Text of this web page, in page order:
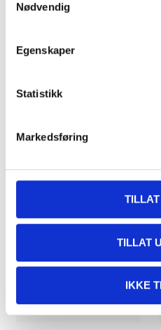
Nødvendig
Egenskaper
Statistikk
Markedsføring
TILLAT
IKKE
Other